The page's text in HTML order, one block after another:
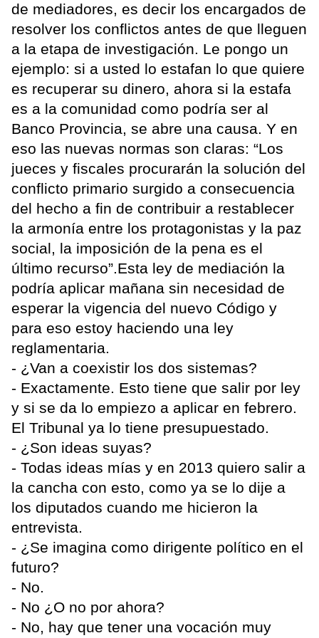
de mediadores, es decir los encargados de
resolver los conflictos antes de que lleguen
a la etapa de investigación. Le pongo un
ejemplo: si a usted lo estafan lo que quiere
es recuperar su dinero, ahora si la estafa
es a la comunidad como podría ser al
Banco Provincia, se abre una causa. Y en
eso las nuevas normas son claras: “Los
jueces y fiscales procurarán la solución del
conflicto primario surgido a consecuencia
del hecho a fin de contribuir a restablecer
la armonía entre los protagonistas y la paz
social, la imposición de la pena es el
último recurso”.Esta ley de mediación la
podría aplicar mañana sin necesidad de
esperar la vigencia del nuevo Código y
para eso estoy haciendo una ley
reglamentaria.
- ¿Van a coexistir los dos sistemas?
- Exactamente. Esto tiene que salir por ley
y si se da lo empiezo a aplicar en febrero.
El Tribunal ya lo tiene presupuestado.
- ¿Son ideas suyas?
- Todas ideas mías y en 2013 quiero salir a
la cancha con esto, como ya se lo dije a
los diputados cuando me hicieron la
entrevista.
- ¿Se imagina como dirigente político en el
futuro?
- No.
- No ¿O no por ahora?
- No, hay que tener una vocación muy